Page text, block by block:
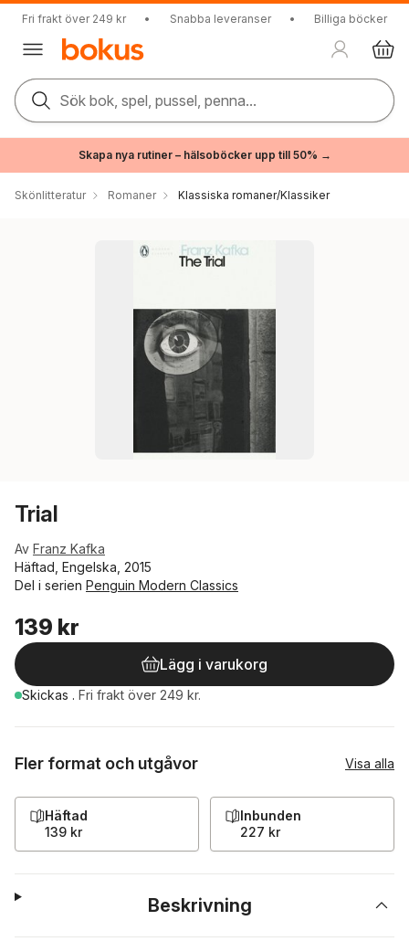
Fri frakt över 249 kr • Snabba leveranser • Billiga böcker
Sök bok, spel, pussel, penna...
Skapa nya rutiner – hälsoböcker upp till 50% →
Skönlitteratur Romaner Klassiska romaner/Klassiker
Trial
Av Franz Kafka
Häftad, Engelska, 2015
Del i serien Penguin Modern Classics
139 kr
Lägg i varukorg
Skickas . Fri frakt över 249 kr.
Fler format och utgåvor Visa alla
Häftad
139 kr
Inbunden
227 kr
Beskrivning